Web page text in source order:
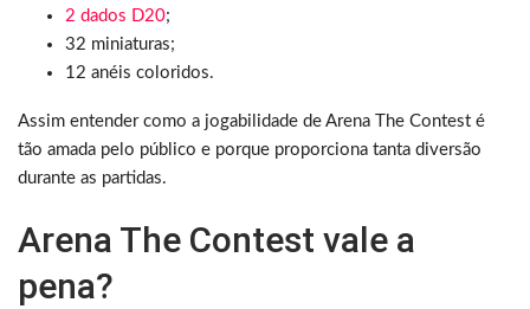
2 dados D20;
32 miniaturas;
12 anéis coloridos.
Assim entender como a jogabilidade de Arena The Contest é
tão amada pelo público e porque proporciona tanta diversão
durante as partidas.
Arena The Contest vale a
pena?